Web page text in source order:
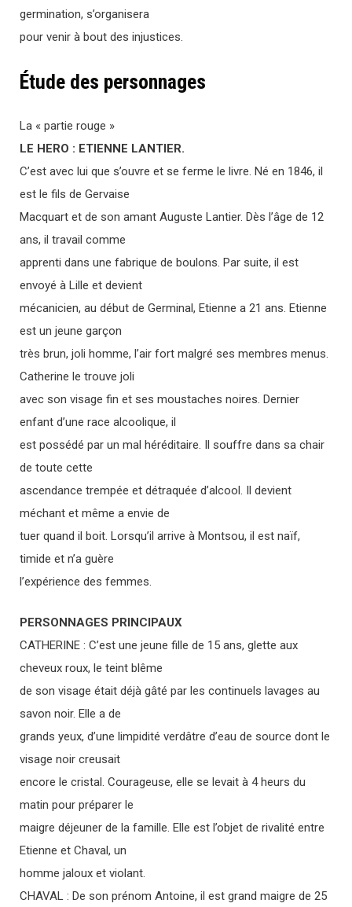
germination, s’organisera
pour venir à bout des injustices.
Étude des personnages
La « partie rouge »
LE HERO : ETIENNE LANTIER.
C’est avec lui que s’ouvre et se ferme le livre. Né en 1846, il
est le fils de Gervaise
Macquart et de son amant Auguste Lantier. Dès l’âge de 12
ans, il travail comme
apprenti dans une fabrique de boulons. Par suite, il est
envoyé à Lille et devient
mécanicien, au début de Germinal, Etienne a 21 ans. Etienne
est un jeune garçon
très brun, joli homme, l’air fort malgré ses membres menus.
Catherine le trouve joli
avec son visage fin et ses moustaches noires. Dernier
enfant d’une race alcoolique, il
est possédé par un mal héréditaire. Il souffre dans sa chair
de toute cette
ascendance trempée et détraquée d’alcool. Il devient
méchant et même a envie de
tuer quand il boit. Lorsqu’il arrive à Montsou, il est naïf,
timide et n’a guère
l’expérience des femmes.
PERSONNAGES PRINCIPAUX
CATHERINE : C’est une jeune fille de 15 ans, glette aux
cheveux roux, le teint blême
de son visage était déjà gâté par les continuels lavages au
savon noir. Elle a de
grands yeux, d’une limpidité verdâtre d’eau de source dont le
visage noir creusait
encore le cristal. Courageuse, elle se levait à 4 heurs du
matin pour préparer le
maigre déjeuner de la famille. Elle est l’objet de rivalité entre
Etienne et Chaval, un
homme jaloux et violant.
CHAVAL : De son prénom Antoine, il est grand maigre de 25